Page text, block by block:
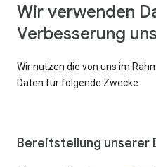
Wir verwenden
Verbesserung
Wir nutzen die von uns im
Daten für folgende Zwecke:
Bereitstellung unserer